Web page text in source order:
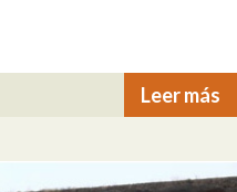
Leer más